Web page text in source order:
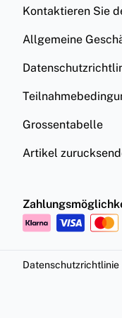
Kontaktieren Sie
Allgemeine
Grossentabelle
Artikel
Datenschutzrichtlinie